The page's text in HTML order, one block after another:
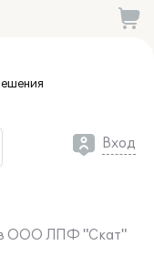
Вход
в ООО ЛПФ "Скат"